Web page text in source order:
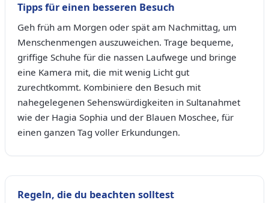
Tipps für einen besseren Besuch
Geh früh am Morgen oder spät am Nachmittag, um
Menschenmengen auszuweichen. Trage bequeme,
griffige Schuhe für die nassen Laufwege und bringe
eine Kamera mit, die mit wenig Licht gut
zurechtkommt. Kombiniere den Besuch mit
nahegelegenen Sehenswürdigkeiten in Sultanahmet
wie der Hagia Sophia und der Blauen Moschee, für
einen ganzen Tag voller Erkundungen.
Regeln, die du beachten solltest